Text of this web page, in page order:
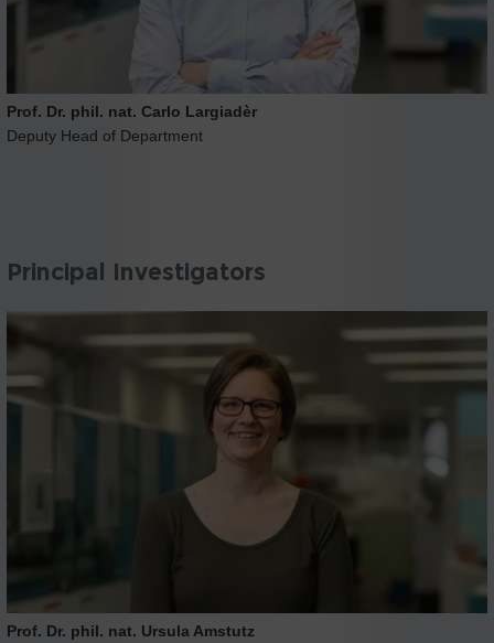
Prof. Dr. phil. nat. Carlo Largiadèr
Deputy Head of Department
Principal Investigators
Prof. Dr. phil. nat. Ursula Amstutz